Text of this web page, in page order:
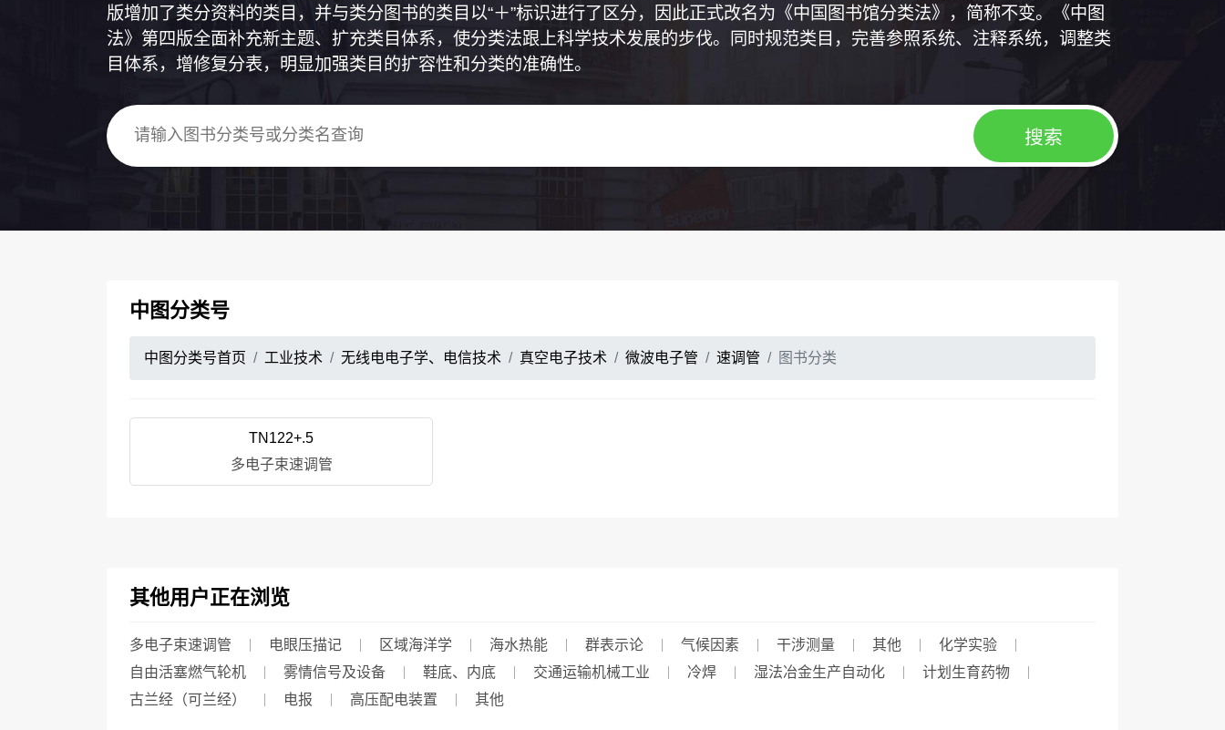
版增加了类分资料的类目，并与类分图书的类目以“＋”标识进行了区分，因此正式改名为《中国图书馆分类法》，简称不变。《中图
法》第四版全面补充新主题、扩充类目体系，使分类法跟上科学技术发展的步伐。同时规范类目，完善参照系统、注释系统，调整类
目体系，增修复分表，明显加强类目的扩容性和分类的准确性。
中图分类号
中图分类号首页 工业技术 无线电电子学、电信技术 真空电子技术 微波电子管 速调管 图书分类
TN122+.5
多电子束速调管
其他用户正在浏览
多电子束速调管 电眼压描记 区域海洋学 海水热能 群表示论 气候因素 干涉测量 其他
化学实验
自由活塞燃气轮机
雾情信号及设备 鞋底、内底 交通运输机械工业 冷焊 湿法冶金生产自动化
计划生育药物
古兰经（可兰经）
电报 高压配电装置 其他